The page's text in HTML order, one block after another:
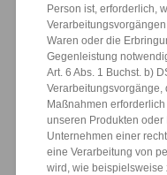
Person ist, erforderlich,
Waren oder die
Gegenleistung
Art. 6 Abs. 1 Buchst. b)
Verarbeitungsvorgänge,
Maßnahmen
unseren Produkten
Unternehmen einer
eine Verarbeitung von
wird, wie beispielsweise